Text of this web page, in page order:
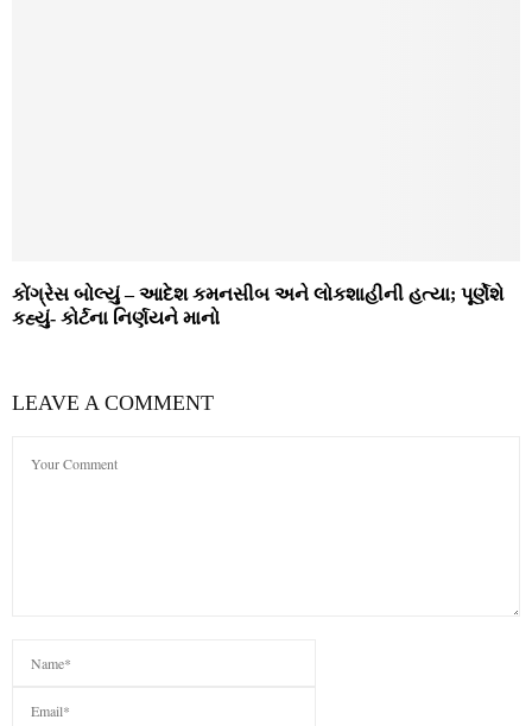
કોંગ્રેસ બોલ્યું – આદેશ કમનસીબ અને લોકશાહીની હત્યા; પૂર્ણેશે
કહ્યું- કોર્ટના નિર્ણયને માનો
LEAVE A COMMENT